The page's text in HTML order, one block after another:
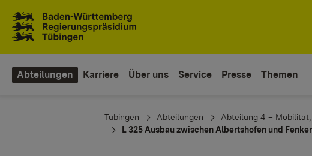
Abteilungen Karriere Über uns Service Presse Themen
You are here:
Tübingen Abteilungen Abteilung 4 – Mobilität,
L 325 Ausbau zwischen Albertshofen und